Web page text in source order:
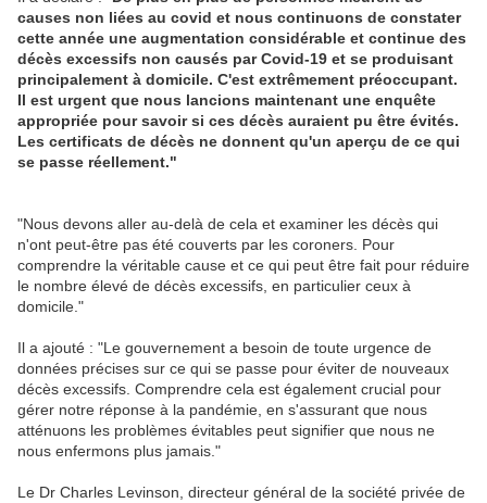
causes non liées au covid et nous continuons de constater
cette année une augmentation considérable et continue des
décès excessifs non causés par Covid-19 et se produisant
principalement à domicile. C'est extrêmement préoccupant.
Il est urgent que nous lancions maintenant une enquête
appropriée pour savoir si ces décès auraient pu être évités.
Les certificats de décès ne donnent qu'un aperçu de ce qui
se passe réellement."
"Nous devons aller au-delà de cela et examiner les décès qui
n'ont peut-être pas été couverts par les coroners. Pour
comprendre la véritable cause et ce qui peut être fait pour réduire
le nombre élevé de décès excessifs, en particulier ceux à
domicile."
Il a ajouté : "Le gouvernement a besoin de toute urgence de
données précises sur ce qui se passe pour éviter de nouveaux
décès excessifs. Comprendre cela est également crucial pour
gérer notre réponse à la pandémie, en s'assurant que nous
atténuons les problèmes évitables peut signifier que nous ne
nous enfermons plus jamais."
Le Dr Charles Levinson, directeur général de la société privée de